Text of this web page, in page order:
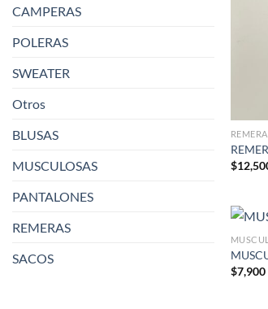
CAMPERAS
POLERAS
SWEATER
Otros
BLUSAS
MUSCULOSAS
PANTALONES
REMERAS
SACOS
$
$7,900